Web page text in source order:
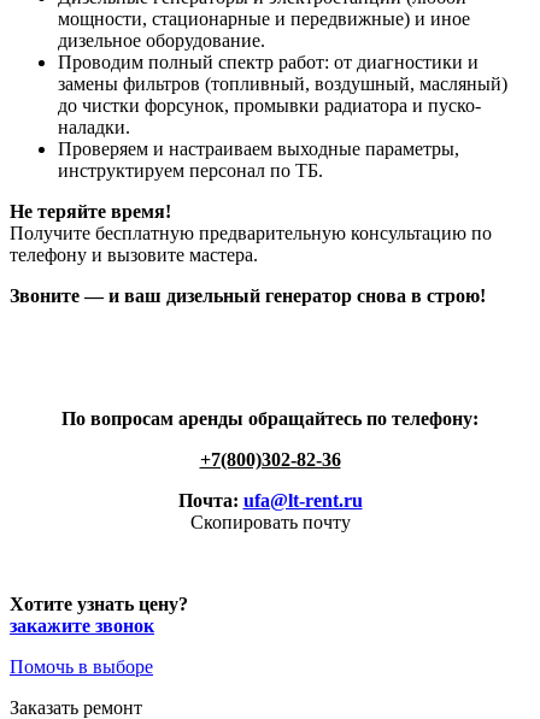
мощности, стационарные и передвижные) и иное
дизельное оборудование.
Проводим полный спектр работ: от диагностики и
замены фильтров (топливный, воздушный, масляный)
до чистки форсунок, промывки радиатора и пуско-
наладки.
Проверяем и настраиваем выходные параметры,
инструктируем персонал по ТБ.
Не теряйте время!
Получите бесплатную предварительную консультацию по
телефону и вызовите мастера.
Звоните — и ваш дизельный генератор снова в строю!
По вопросам аренды обращайтесь по телефону:
+7(800)302-82-36
Почта: ufa@lt-rent.ru
Скопировать почту
Хотите узнать цену?
закажите звонок
Помочь в выборе
Заказать ремонт